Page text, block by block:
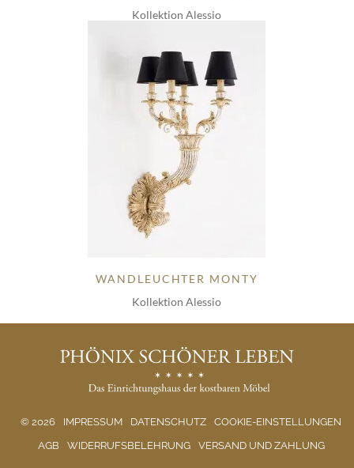
Kollektion Alessio
WANDLEUCHTER MONTY
Kollektion Alessio
© 2026 IMPRESSUM DATENSCHUTZ
COOKIE-EINSTELLUNGEN
AGB
WIDERRUFSBELEHRUNG VERSAND UND ZAHLUNG